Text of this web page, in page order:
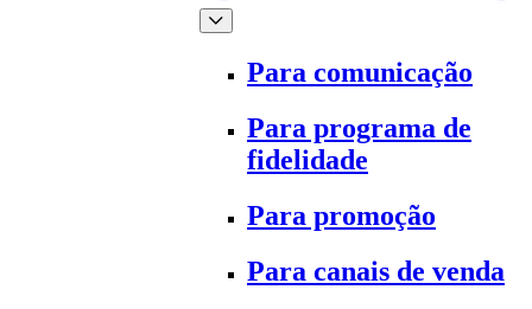
Para comunicação
Para programa de
fidelidade
Para promoção
Para canais de venda